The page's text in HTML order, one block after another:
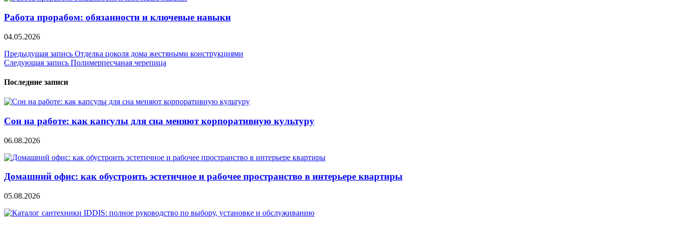
Работа прорабом: обязанности и ключевые навыки
04.05.2026
Навигация
по
записям
Предыдущая запись Отделка цоколя дома жестяными конструкциями
Следующая запись Полимерпесчаная черепица
Последние записи
Сон на работе: как капсулы для сна меняют корпоративную культуру
06.08.2026
Домашний офис: как обустроить эстетичное и рабочее пространство в интерьере квартиры
05.08.2026